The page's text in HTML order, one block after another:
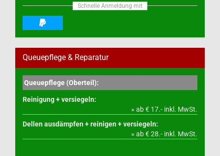
Schnelle Anmeldung mit
Queuepflege & Reparatur
Queuepflege (Oberteil):
Reinigung + versiegeln:
» ab € 17.- inkl. MwSt.
Dellen ausdämpfen + reinigen + versiegeln:
» ab € 28.- inkl. MwSt.